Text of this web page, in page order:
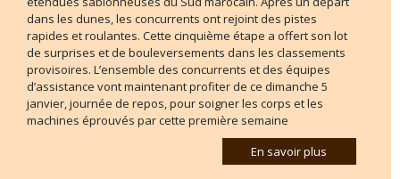
dans les dunes, les concurrents ont rejoint des pistes
rapides et roulantes. Cette cinquième étape a offert son lot
de surprises et de bouleversements dans les classements
provisoires. L’ensemble des concurrents et des équipes
d’assistance vont maintenant profiter de ce dimanche 5
janvier, journée de repos, pour soigner les corps et les
machines éprouvés par cette première semaine
En savoir plus